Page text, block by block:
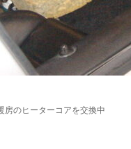
のヒーターコアを交換中